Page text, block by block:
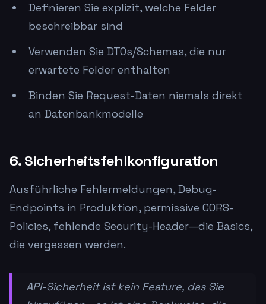
Definieren Sie explizit, welche Felder
beschreibbar sind
Verwenden Sie DTOs/Schemas, die nur
erwartete Felder enthalten
Binden Sie Request-Daten niemals direkt
an Datenbankmodelle
6. Sicherheitsfehlkonfiguration
Ausführliche Fehlermeldungen, Debug-
Endpoints in Produktion, permissive CORS-
Policies, fehlende Security-Header—die Basics,
die vergessen werden.
API-Sicherheit ist kein Feature, das Sie